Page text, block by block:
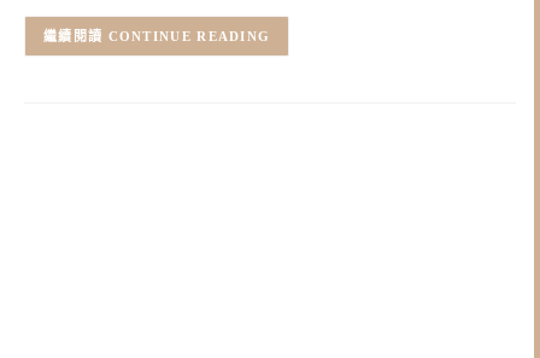
CONTINUE READING